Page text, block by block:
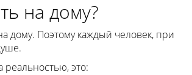
на дому?
дому. Поэтому каждый человек, при
это: